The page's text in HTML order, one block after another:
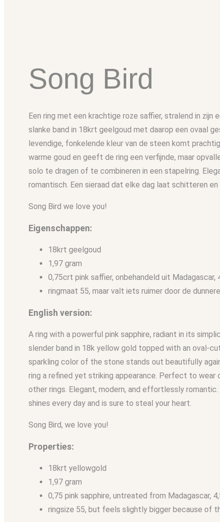
Song Bird
Een ring met een krachtige roze saffier, stralend in zijn
slanke band in 18krt geelgoud met daarop een ovaal
levendige, fonkelende kleur van de steen komt
warme goud en geeft de ring een verfijnde, maar
solo te dragen of te combineren in een stapelring.
romantisch. Een sieraad dat elke dag laat schitteren
Song Bird we love you!
Eigenschappen:
18krt geelgoud
1,97 gram
0,75crt pink saffier, onbehandeld uit
ringmaat 55, maar valt iets ruimer door de
English version:
A ring with a powerful pink sapphire, radiant in its
slender band in 18k yellow gold topped with an oval-
sparkling color of the stone stands out beautifully
ring a refined yet striking appearance. Perfect to wear
other rings. Elegant, modern, and effortlessly
shines every day and is sure to steal your heart.
Song Bird, we love you!
Properties:
18krt yellowgold
1,97 gram
0,75 pink sapphire, untreated from Madagascar,
ringsize 55, but feels slightly bigger because of